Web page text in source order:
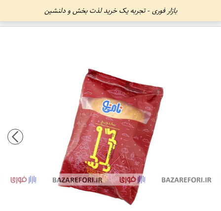
بازار فوری - تجربه یک خرید لذت بخش و دلنشین